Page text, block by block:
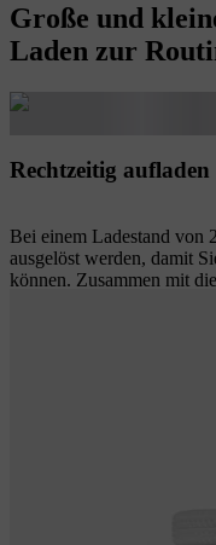
Große und
Laden zur
Rechtzeitig aufladen
Bei einem Ladestand von
ausgelöst werden, damit
können. Zusammen mit